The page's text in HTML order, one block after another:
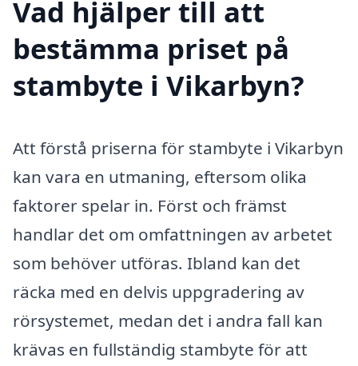
Vad hjälper till att
bestämma priset på
stambyte i Vikarbyn?
Att förstå priserna för stambyte i Vikarbyn
kan vara en utmaning, eftersom olika
faktorer spelar in. Först och främst
handlar det om omfattningen av arbetet
som behöver utföras. Ibland kan det
räcka med en delvis uppgradering av
rörsystemet, medan det i andra fall kan
krävas en fullständig stambyte för att